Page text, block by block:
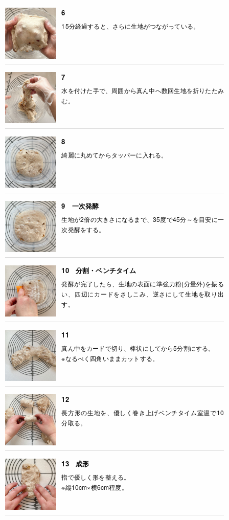
6
15分経過すると、さらに生地がつながっている。
7
水を付けた手で、周囲から真ん中へ数回生地を折りたたみ
む。
8
綺麗に丸めてからタッパーに入れる。
9 一次発酵
生地が2倍の大きさになるまで、35度で45分～を目安に一
次発酵をする。
10 分割・ベンチタイム
発酵が完了したら、生地の表面に準強力粉(分量外)を振る
い、四辺にカードをさしこみ、逆さにして生地を取り出
す。
11
真ん中をカードで切り、棒状にしてから5分割にする。
※なるべく四角いままカットする。
12
長方形の生地を、優しく巻き上げベンチタイム室温で10
分取る。
13 成形
指で優しく形を整える。
※縦10cm×横6cm程度。